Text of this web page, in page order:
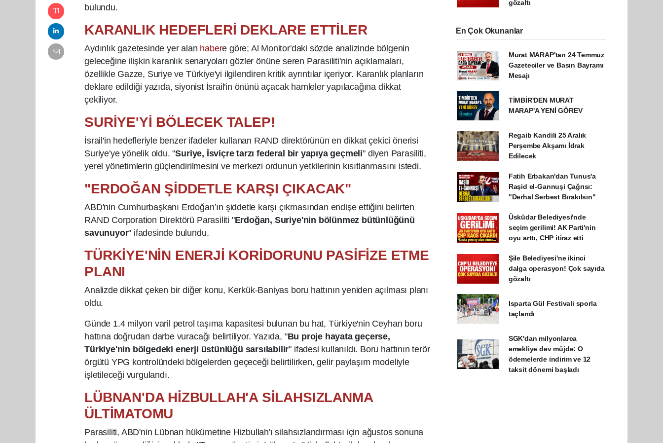
bulundu.
KARANLIK HEDEFLERİ DEKLARE ETTİLER
Aydınlık gazetesinde yer alan habere göre; Al Monitor'daki sözde analizinde bölgenin
geleceğine ilişkin karanlık senaryoları gözler önüne seren Parasiliti'nin açıklamaları,
özellikle Gazze, Suriye ve Türkiye'yi ilgilendiren kritik ayrıntılar içeriyor. Karanlık planların
deklare edildiği yazıda, siyonist İsrail'in önünü açacak hamleler yapılacağına dikkat
çekiliyor.
SURİYE'Yİ BÖLECEK TALEP!
İsrail'in hedefleriyle benzer ifadeler kullanan RAND direktörünün en dikkat çekici önerisi
Suriye'ye yönelik oldu. "Suriye, İsviçre tarzı federal bir yapıya geçmeli" diyen Parasiliti,
yerel yönetimlerin güçlendirilmesini ve merkezi ordunun yetkilerinin kısıtlanmasını istedi.
"ERDOĞAN ŞİDDETLE KARŞI ÇIKACAK"
ABD'nin Cumhurbaşkanı Erdoğan’ın şiddetle karşı çıkmasından endişe ettiğini belirten
RAND Corporation Direktörü Parasiliti "Erdoğan, Suriye'nin bölünmez bütünlüğünü
savunuyor" ifadesinde bulundu.
TÜRKİYE'NİN ENERJİ KORİDORUNU PASİFİZE ETME
PLANI
Analizde dikkat çeken bir diğer konu, Kerkük-Baniyas boru hattının yeniden açılması planı
oldu.
Günde 1.4 milyon varil petrol taşıma kapasitesi bulunan bu hat, Türkiye'nin Ceyhan boru
hattına doğrudan darbe vuracağı belirtiliyor. Yazıda, "Bu proje hayata geçerse,
Türkiye'nin bölgedeki enerji üstünlüğü sarsılabilir" ifadesi kullanıldı. Boru hattının terör
örgütü YPG kontrolündeki bölgelerden geçeceği belirtilirken, gelir paylaşım modeliyle
işletileceği vurgulandı.
LÜBNAN'DA HİZBULLAH'A SİLAHSIZLANMA
ÜLTİMATOMU
Parasiliti, ABD'nin Lübnan hükümetine Hizbullah'ı silahsızlandırması için ağustos sonuna
gözaltı
En Çok Okunanlar
Murat MARAP'tan 24 Temmuz
Gazeteciler ve Basın Bayramı
Mesajı
TİMBİR'DEN MURAT
MARAP'A YENİ GÖREV
Regaib Kandili 25 Aralık
Perşembe Akşamı İdrak
Edilecek
Fatih Erbakan'dan Tunus'a
Raşid el-Gannuşi Çağrısı:
"Derhal Serbest Bırakılsın"
Üsküdar Belediyesi'nde
seçim gerilimi! AK Parti'nin
oyu arttı, CHP itiraz etti
Şile Belediyesi'ne ikinci
dalga operasyon! Çok sayıda
gözaltı
Isparta Gül Festivali sporla
taçlandı
SGK'dan milyonlarca
emekliye dev müjde: O
ödemelerde indirim ve 12
taksit dönemi başladı